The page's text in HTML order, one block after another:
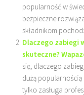
popularność w
bezpieczne
składnikom
Dlaczego zabiegi
skuteczne?
się, dlaczego
dużą popularnością
tylko zasługa